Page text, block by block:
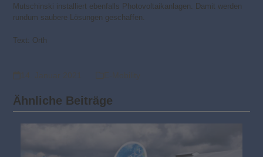
Mutschinski installiert ebenfalls Photovoltaikanlagen. Damit werden
rundum saubere Lösungen geschaffen.
Text: Orth
Ähnliche Beiträge